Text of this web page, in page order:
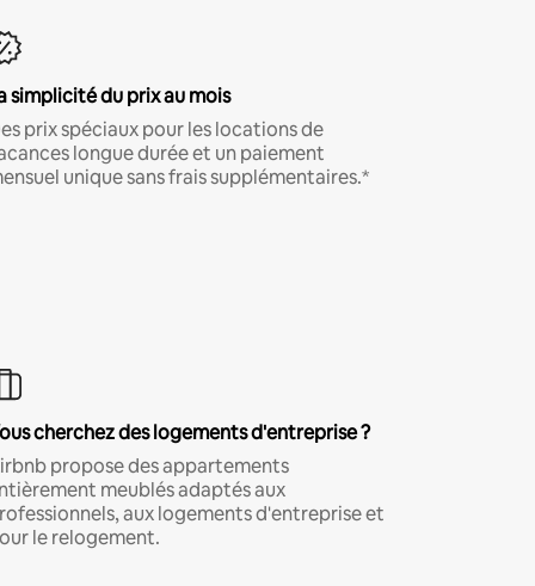
simplicité du prix au mois
prix spéciaux pour les locations de
longue durée et un paiement
unique sans frais supplémentaires.*
cherchez des logements d'entreprise ?
propose des appartements
meublés adaptés aux
aux logements d'entreprise et
le relogement.